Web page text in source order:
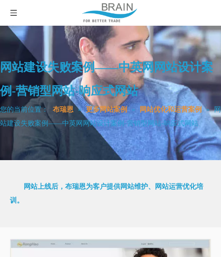
网站建设失败案例——中英网网站设计案
例-营销型网站-响应式网站
您的当前位置： 布瑞恩 » 更多网站案例 » 网站优化和运营案例 » 网
站建设失败案例——中英网网站设计案例-营销型网站-响应式网站
网站上线后，布瑞恩为客户提供网站维护、网站运营优化培
训。